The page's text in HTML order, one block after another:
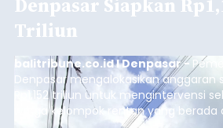
Triliun
balitribune.co.id I Denpasar -
Denpasar mengalokasikan anggaran
Rp1,152 triliun untuk mengintervensi
warga kelompok rentan yang